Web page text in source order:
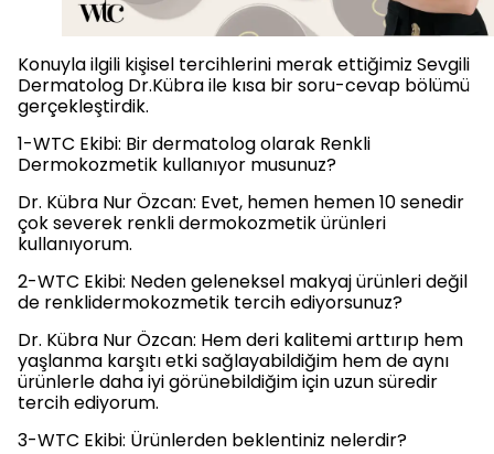
Konuyla ilgili kişisel tercihlerini merak ettiğimiz Sevgili
Dermatolog Dr.Kübra ile kısa bir soru-cevap bölümü
gerçekleştirdik.
1-WTC Ekibi: Bir dermatolog olarak Renkli
Dermokozmetik kullanıyor musunuz?
Dr. Kübra Nur Özcan: Evet, hemen hemen 10 senedir
çok severek renkli dermokozmetik ürünleri
kullanıyorum.
2-WTC Ekibi: Neden geleneksel makyaj ürünleri değil
de renklidermokozmetik tercih ediyorsunuz?
Dr. Kübra Nur Özcan: Hem deri kalitemi arttırıp hem
yaşlanma karşıtı etki sağlayabildiğim hem de aynı
ürünlerle daha iyi görünebildiğim için uzun süredir
tercih ediyorum.
3-WTC Ekibi: Ürünlerden beklentiniz nelerdir?